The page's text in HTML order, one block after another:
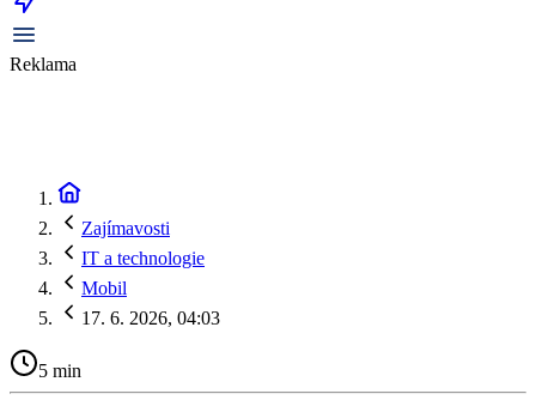
Reklama
Zajímavosti
IT a technologie
Mobil
17. 6. 2026, 04:03
5 min